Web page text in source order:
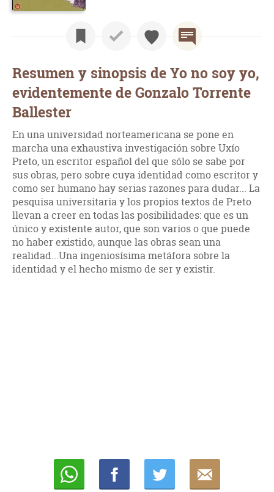
Resumen y sinopsis de Yo no soy yo,
evidentemente de Gonzalo Torrente
Ballester
En una universidad norteamericana se pone en
marcha una exhaustiva investigación sobre Uxío
Preto, un escritor español del que sólo se sabe por
sus obras, pero sobre cuya identidad como escritor y
como ser humano hay serias razones para dudar... La
pesquisa universitaria y los propios textos de Preto
llevan a creer en todas las posibilidades: que es un
único y existente autor, que son varios o que puede
no haber existido, aunque las obras sean una
realidad...Una ingeniosísima metáfora sobre la
identidad y el hecho mismo de ser y existir.